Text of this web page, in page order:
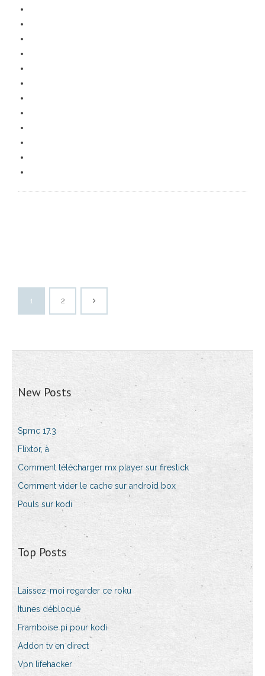
1 2
New Posts
Spmc 17.3
Flixtor, à
Comment télécharger mx player sur firestick
Comment vider le cache sur android box
Pouls sur kodi
Top Posts
Laissez-moi regarder ce roku
Itunes débloqué
Framboise pi pour kodi
Addon tv en direct
Vpn lifehacker